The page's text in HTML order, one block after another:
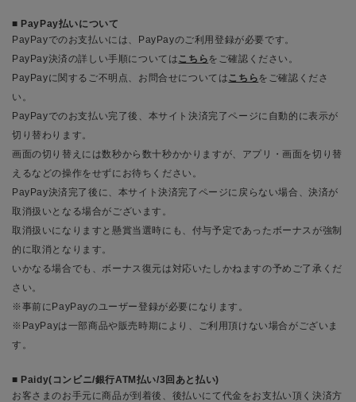
PayPay払いについて
PayPayでのお支払いには、PayPayのご利用登録が必要です。
PayPay決済の詳しい手順についてはこちらをご確認ください。
PayPayに関するご不明点、お問合せについてはこちらをご確認くださ
い。
PayPayでのお支払い完了後、本サイト決済完了ページに自動的に表示が
切り替わります。
画面の切り替えには数秒から数十秒かかりますが、アプリ・画面を切り替
えるなどの操作をせずにお待ちください。
PayPay決済完了後に、本サイト決済完了ページに戻らない場合、決済が
取消扱いとなる場合がございます。
取消扱いになりますと懸賞当選時にも、付与予定であったボーナスが強制
的に取消となります。
いかなる場合でも、ボーナス復元は対応いたしかねますの予めご了承くだ
さい。
※事前にPayPayのユーザー登録が必要になります。
※PayPayは一部商品や販売時期により、ご利用頂けない場合がございま
す。
Paidy(コンビニ/銀行ATM払い/3回あと払い)
お客さまのお手元に商品が到着後、後払いにて代金をお支払い頂く決済方